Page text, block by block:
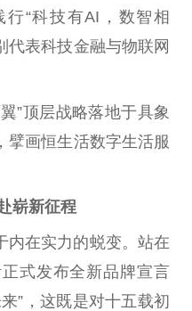
“科技有AI，数智相
代表科技金融与物联网
”顶层战略落地于具象
擘画恒生活数字生活服
崭新征程
内在实力的蜕变。站在
式发布全新品牌宣言
”，这既是对十五载初